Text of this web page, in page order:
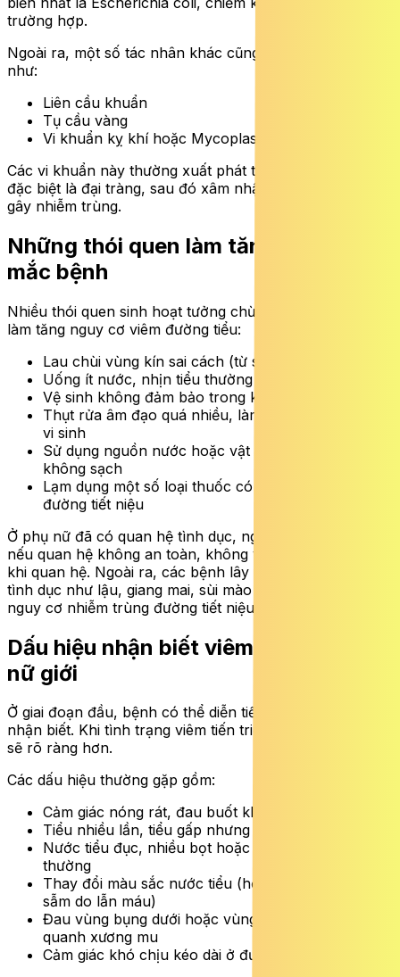
trường hợp.
Ngoài ra, một số tác nhân khác cũng có thể gây bệnh
như:
Liên cầu khuẩn
Tụ cầu vàng
Vi khuẩn kỵ khí hoặc Mycoplasma
Các vi khuẩn này thường xuất phát từ đường tiêu hóa,
đặc biệt là đại tràng, sau đó xâm nhập vào niệu đạo và
gây nhiễm trùng.
Những thói quen làm tăng nguy cơ
mắc bệnh
Nhiều thói quen sinh hoạt tưởng chừng vô hại nhưng lại
làm tăng nguy cơ viêm đường tiểu:
Lau chùi vùng kín sai cách (từ sau ra trước
Uống ít nước, nhịn tiểu thường xuyên
Vệ sinh không đảm bảo trong kỳ kinh nguyệt
Thụt rửa âm đạo quá nhiều, làm mất cân bằng hệ
vi sinh
Sử dụng nguồn nước hoặc vật dụng cá nhân
không sạch
Lạm dụng một số loại thuốc có thể gây tổn thương
đường tiết niệu
Ở phụ nữ đã có quan hệ tình dục, nguy cơ càng tăng
nếu quan hệ không an toàn, không vệ sinh trước và sau
khi quan hệ. Ngoài ra, các bệnh lây truyền qua đường
tình dục như lậu, giang mai, sùi mào gà cũng làm tăng
nguy cơ nhiễm trùng đường tiết niệu.
Dấu hiệu nhận biết viêm đường tiểu ở
nữ giới
Ở giai đoạn đầu, bệnh có thể diễn tiến âm thầm và khó
nhận biết. Khi tình trạng viêm tiến triển, các triệu chứng
sẽ rõ ràng hơn.
Các dấu hiệu thường gặp gồm:
Cảm giác nóng rát, đau buốt khi đi tiểu
Tiểu nhiều lần, tiểu gấp nhưng lượng nước tiểu ít
Nước tiểu đục, nhiều bọt hoặc có mùi hôi bất
thường
Thay đổi màu sắc nước tiểu (hồng, đỏ hoặc nâu
sẫm do lẫn máu)
Đau vùng bụng dưới hoặc vùng chậu, đặc biệt
quanh xương mu
Cảm giác khó chịu kéo dài ở đường tiểu